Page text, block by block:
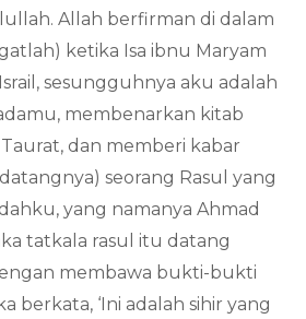
Allah berfirman di dalam
ketika Isa ibnu Maryam
sesungguhnya aku adalah
membenarkan kitab
dan memberi kabar
seorang Rasul yang
yang namanya Ahmad
tatkala rasul itu datang
membawa bukti-bukti
berkata, ‘Ini adalah sihir yang